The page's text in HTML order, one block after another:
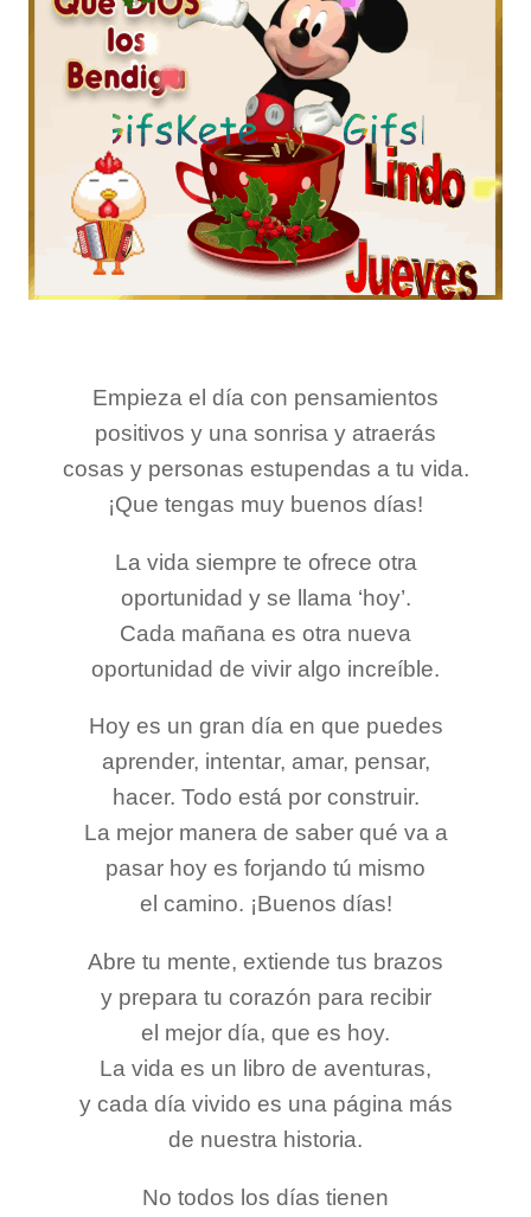
Empieza el día con pensamientos
positivos y una sonrisa y atraerás
cosas y personas estupendas a tu vida.
¡Que tengas muy buenos días!
La vida siempre te ofrece otra
oportunidad y se llama ‘hoy’.
Cada mañana es otra nueva
oportunidad de vivir algo increíble.
Hoy es un gran día en que puedes
aprender, intentar, amar, pensar,
hacer. Todo está por construir.
La mejor manera de saber qué va a
pasar hoy es forjando tú mismo
el camino. ¡Buenos días!
Abre tu mente, extiende tus brazos
y prepara tu corazón para recibir
el mejor día, que es hoy.
La vida es un libro de aventuras,
y cada día vivido es una página más
de nuestra historia.
No todos los días tienen